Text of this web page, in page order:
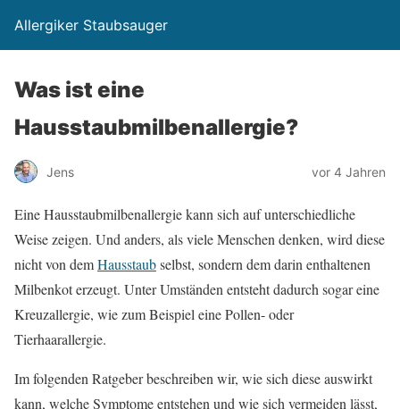
Allergiker Staubsauger
Was ist eine
Hausstaubmilbenallergie?
Jens vor 4 Jahren
Eine Hausstaubmilbenallergie kann sich auf unterschiedliche
Weise zeigen. Und anders, als viele Menschen denken, wird diese
nicht von demHausstaubselbst, sondern dem darin enthaltenen
Milbenkot erzeugt. Unter Umständen entsteht dadurch sogar eine
Kreuzallergie, wie zum Beispiel eine Pollen- oder
Tierhaarallergie.
Im folgenden Ratgeber beschreiben wir, wie sich diese auswirkt
kann, welche Symptome entstehen und wie sich vermeiden lässt,